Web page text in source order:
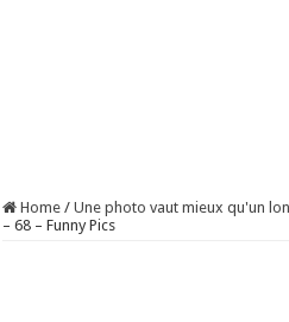
Home / Une photo vaut mieux qu'un
– 68 – Funny Pics